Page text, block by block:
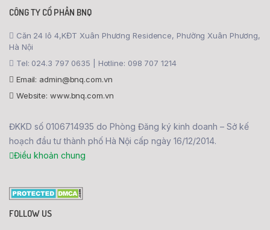
CÔNG TY CỔ PHẦN BNQ
Căn 24 lô 4,KĐT Xuân Phương Residence, Phường Xuân Phương,
Hà Nội
Tel: 024.3 797 0635 | Hotline: 098 707 1214
Email: admin@bnq.com.vn
Website: www.bnq.com.vn
ĐKKD số 0106714935 do Phòng Đăng ký kinh doanh – Sở kế
hoạch đầu tư thành phố Hà Nội cấp ngày 16/12/2014.
Điều khoản chung
FOLLOW US